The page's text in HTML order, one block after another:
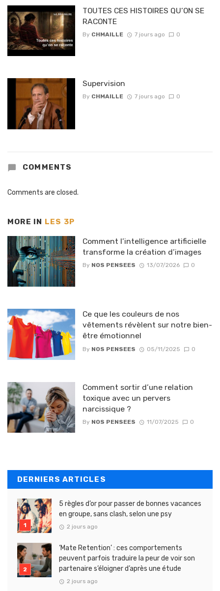
TOUTES CES HISTOIRES QU’ON SE
RACONTE
By CHMAILLE 7 jours ago 0
Supervision
By CHMAILLE 7 jours ago 0
COMMENTS
Comments are closed.
MORE IN LES 3P
Comment l’intelligence artificielle
transforme la création d’images
By NOS PENSEES 13/07/2026 0
Ce que les couleurs de nos
vêtements révèlent sur notre bien-
être émotionnel
By NOS PENSEES 05/11/2025 0
Comment sortir d’une relation
toxique avec un pervers
narcissique ?
By NOS PENSEES 11/07/2025 0
DERNIERS ARTICLES
5 règles d’or pour passer de bonnes vacances
en groupe, sans clash, selon une psy
2 jours ago
‘Mate Retention’ : ces comportements
peuvent parfois traduire la peur de voir son
partenaire s’éloigner d’après une étude
2 jours ago